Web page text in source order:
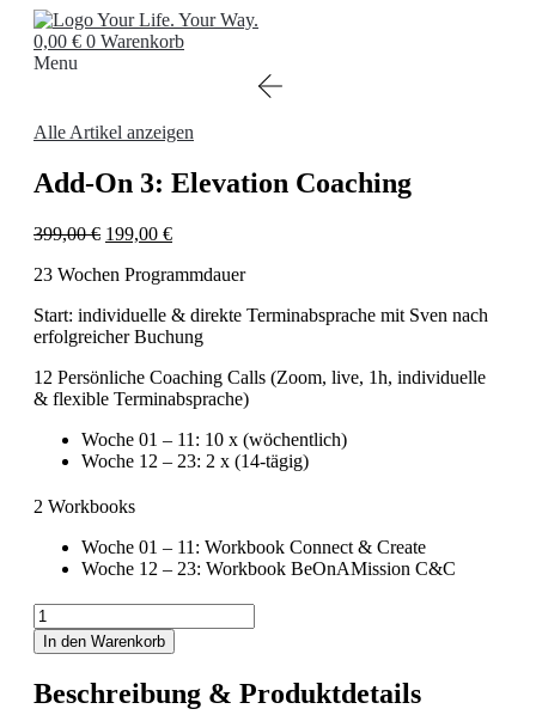
Zum
Inhalt
springen
0,00 € 0 Warenkorb
Menu
Alle Artikel anzeigen
Add-On 3: Elevation Coaching
399,00€ Ursprünglicher
war:
199,00 €Aktueller
ist:
23 Wochen Programmdauer
Start: individuelle & direkte Terminabsprache mit Sven nach
erfolgreicher Buchung
12 Persönliche Coaching Calls (Zoom, live, 1h, individuelle
& flexible Terminabsprache)
Woche 01 – 11: 10 x (wöchentlich)
Woche 12 – 23: 2 x (14-tägig)
2 Workbooks
Woche 01 – 11: Workbook Connect & Create
Woche 12 – 23: Workbook BeOnAMission C&C
Add-
On
3:
Coaching
In den Warenkorb
Beschreibung & Produktdetails